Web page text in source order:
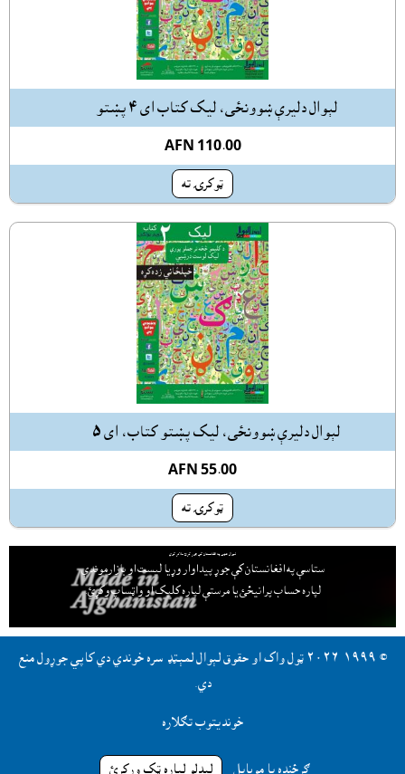
لېوال دليرې ښوونځى، ليک کتاب اى ٤ پښتو
AFN 110.00
ټوکرۍ ته
لېوال دليرې ښوونځى، ليک پښتو کتاب، اى ٥
AFN 55.00
ټوکرۍ ته
لېوال هټۍ په افغانستان کې جوړ کړئ ملاتړ کوي
ستاسې په افغانستان کې جوړ پيداوار وړيا ليست او بازارموندې
لپاره حساب پرانيځئ يا مرستې لپاره کليک او واټساپ وکړئ.
© ١٩٩٩-٢٠٢٦ ټول واک او حقوق لېوال لمېټډ سره خوندي دي کاپي جوړول منع
دي.
خونديتوب تګلاره
ګرځنده يا موبايل ليدلو لپاره ټک ورکړئ